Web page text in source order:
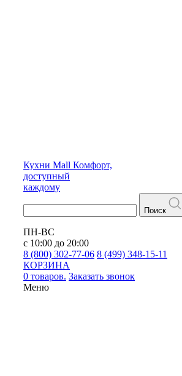
Кухни Mall Комфорт,
доступный
каждому
Поиск
ПН-ВС
с 10:00 до 20:00
8 (800) 302-77-06 8 (499) 348-15-11
КОРЗИНА
0 товаров. Заказать звонок
Меню